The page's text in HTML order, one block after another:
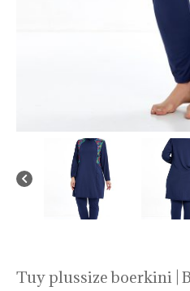
Tuy plussize boerkini |